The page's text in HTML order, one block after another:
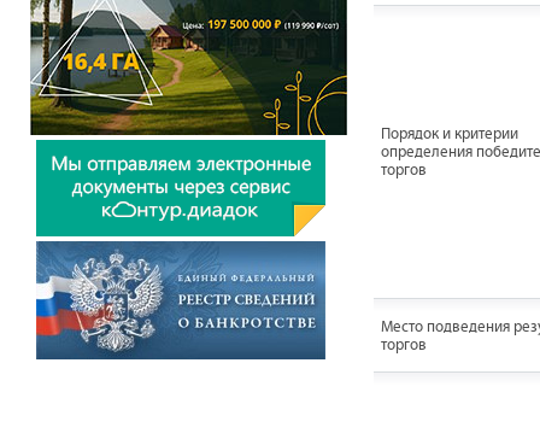
Порядок и критерии
определения
торгов
Место подведения
торгов